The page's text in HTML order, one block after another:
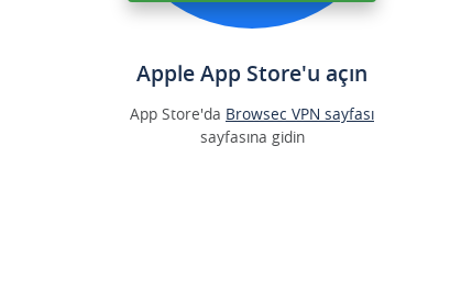
Apple App Store'u açın
App Store'da Browsec VPN sayfası
sayfasına gidin